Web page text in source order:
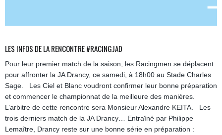
LES INFOS DE LA RENCONTRE #RACINGJAD
Pour leur premier match de la saison, les Racingmen se déplacent
pour affronter la JA Drancy, ce samedi, à 18h00 au Stade Charles
Sage. Les Ciel et Blanc voudront confirmer leur bonne préparation
et commencer le championnat de la meilleure des manières.
L’arbitre de cette rencontre sera Monsieur Alexandre KEITA. Les
trois derniers match de la JA Drancy… Entraîné par Philippe
Lemaître, Drancy reste sur une bonne série en préparation :